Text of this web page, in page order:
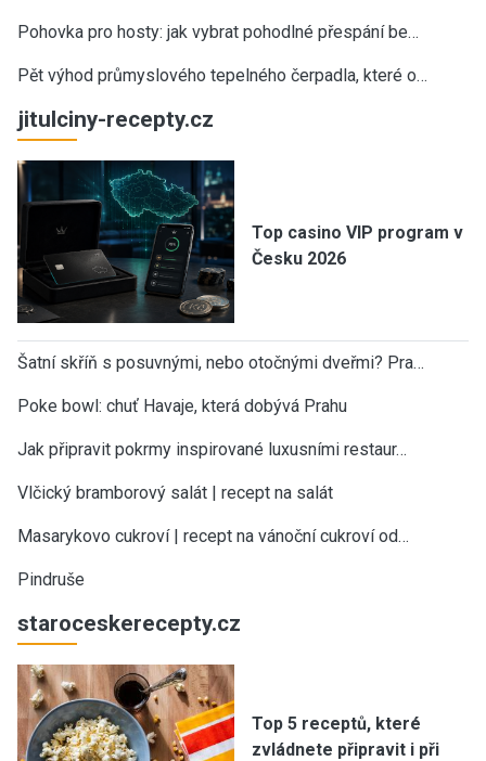
Pohovka pro hosty: jak vybrat pohodlné přespání be…
Pět výhod průmyslového tepelného čerpadla, které o…
jitulciny-recepty.cz
Top casino VIP program v
Česku 2026
Šatní skříň s posuvnými, nebo otočnými dveřmi? Pra…
Poke bowl: chuť Havaje, která dobývá Prahu
Jak připravit pokrmy inspirované luxusními restaur…
Vlčický bramborový salát | recept na salát
Masarykovo cukroví | recept na vánoční cukroví od…
Pindruše
staroceskerecepty.cz
Top 5 receptů, které
zvládnete připravit i při